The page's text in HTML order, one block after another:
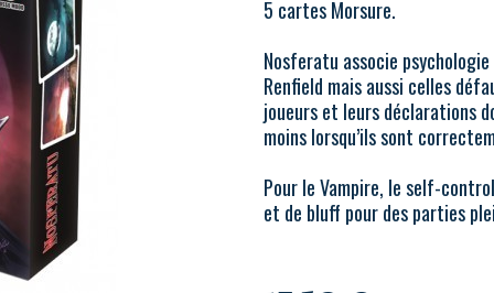
5 cartes Morsure.
Nosferatu associe
Renfield mais aussi celles
joueurs et leurs déclarations
moins lorsqu’ils sont
Pour le Vampire, le self-
et de bluff pour des parties